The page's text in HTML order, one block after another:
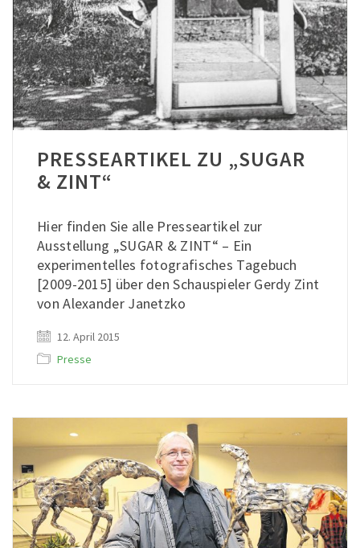
PRESSEARTIKEL ZU „SUGAR
& ZINT“
Hier finden Sie alle Presseartikel zur
Ausstellung „SUGAR & ZINT“ – Ein
experimentelles fotografisches Tagebuch
[2009-2015] über den Schauspieler Gerdy Zint
von Alexander Janetzko
12. April 2015
Presse